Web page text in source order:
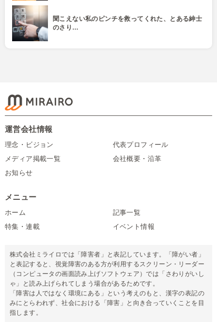
聞こえない私のピンチを救ってくれた、とある紳士
のさり…
運営会社情報
理念・ビジョン
代表プロフィール
メディア掲載一覧
会社概要・沿革
お知らせ
メニュー
ホーム
記事一覧
特集・連載
イベント情報
株式会社ミライロでは「障害者」と表記しています。「障がい者」
と表記すると、視覚障害のある方が利用するスクリーン・リーダー
（コンピュータの画面読み上げソフトウェア）では「さわりがいし
ゃ」と読み上げられてしまう場合があるためです。
「障害は人ではなく環境にある」という考えのもと、漢字の表記の
みにとらわれず、社会における「障害」と向き合っていくことを目
指します。